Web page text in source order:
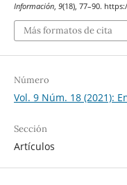
Información, 9(18), 77–90.
Más formatos de cita
Número
Vol. 9 Núm. 18 (2021):
Sección
Artículos